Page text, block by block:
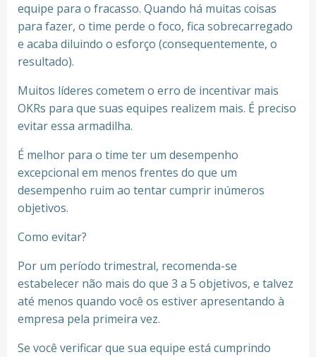
equipe para o fracasso. Quando há muitas coisas
para fazer, o time perde o foco, fica sobrecarregado
e acaba diluindo o esforço (consequentemente, o
resultado).
Muitos líderes cometem o erro de incentivar mais
OKRs para que suas equipes realizem mais. É preciso
evitar essa armadilha.
É melhor para o time ter um desempenho
excepcional em menos frentes do que um
desempenho ruim ao tentar cumprir inúmeros
objetivos.
Como evitar?
Por um período trimestral, recomenda-se
estabelecer não mais do que 3 a 5 objetivos, e talvez
até menos quando você os estiver apresentando à
empresa pela primeira vez.
Se você verificar que sua equipe está cumprindo